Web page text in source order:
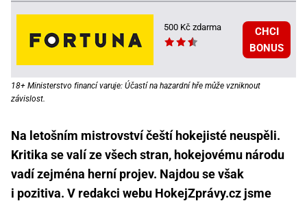
500 Kč zdarma
CHCI
BONUS
18+ Ministerstvo financí varuje: Účastí na hazardní hře může vzniknout
závislost.
Na letošním mistrovství čeští hokejisté neuspěli.
Kritika se valí ze všech stran, hokejovému národu
vadí zejména herní projev. Najdou se však
i pozitiva. V redakci webu HokejZprávy.cz jsme